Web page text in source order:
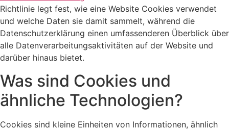
Richtlinie legt fest, wie eine Website Cookies verwendet
und welche Daten sie damit sammelt, während die
Datenschutzerklärung einen umfassenderen Überblick über
alle Datenverarbeitungsaktivitäten auf der Website und
darüber hinaus bietet.
Was sind Cookies und
ähnliche Technologien?
Cookies sind kleine Einheiten von Informationen, ähnlich